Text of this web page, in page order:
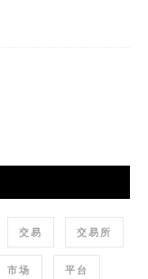
交易 交易所
市场 平台